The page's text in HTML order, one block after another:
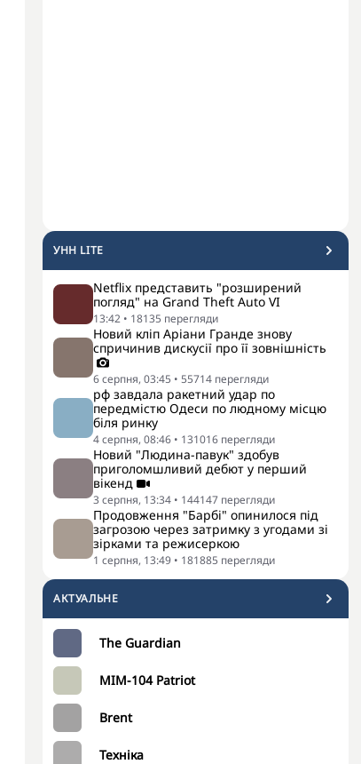
УНН LITE
Netflix представить "розширений
погляд" на Grand Theft Auto VI
13:42 • 18135 перегляди
Новий кліп Аріани Гранде знову
спричинив дискусії про її зовнішність
6 серпня, 03:45 • 55714 перегляди
рф завдала ракетний удар по
передмістю Одеси по людному місцю
біля ринку
4 серпня, 08:46 • 131016 перегляди
Новий "Людина-павук" здобув
приголомшливий дебют у перший
вікенд
3 серпня, 13:34 • 144147 перегляди
Продовження "Барбі" опинилося під
загрозою через затримку з угодами зі
зірками та режисеркою
1 серпня, 13:49 • 181885 перегляди
АКТУАЛЬНЕ
The Guardian
MIM-104 Patriot
Brent
Техніка